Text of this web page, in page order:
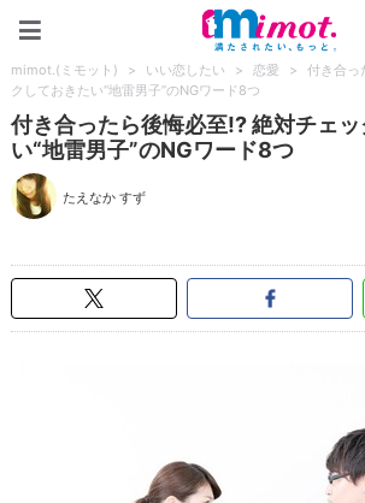
mimot.(ミモット) > いい恋したい > 恋愛 >
付き合っ
クしておきたい“地雷男子”のNGワード8つ
付き合ったら後悔必至!? 絶対チェ
い“地雷男子”のNGワード8つ
たえなか すず